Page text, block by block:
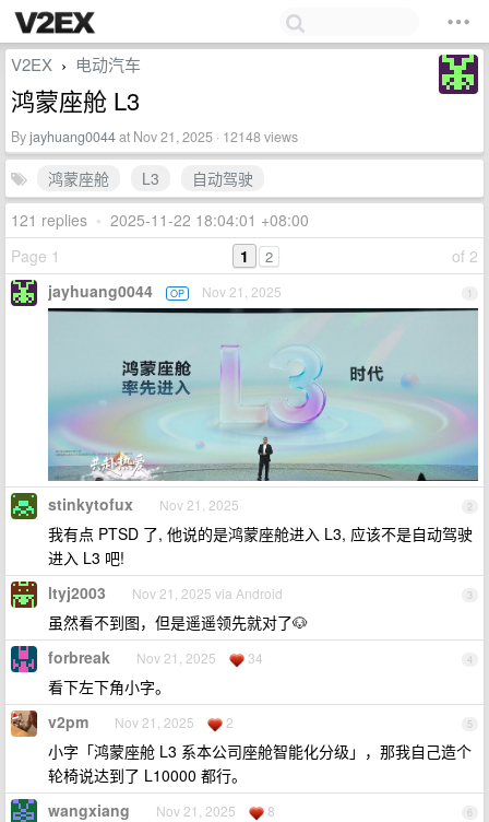
V2EX › 电动汽车
鸿蒙座舱 L3
Byjayhuang0044at Nov 21, 2025 · 12148 views
鸿蒙座舱 L3
自动驾驶
121 replies • 2025-11-22 18:04:01 +08:00
Page 1
of 2
1 2
1
jayhuang0044 OP Nov 21, 2025
2
stinkytofux Nov 21, 2025
我有点 PTSD 了, 他说的是鸿蒙座舱进入 L3, 应该不是自动驾驶
进入 L3 吧!
3
ltyj2003 Nov 21, 2025 via Android
虽然看不到图，但是遥遥领先就对了🐶
4
forbreak Nov 21, 2025 34
看下左下角小字。
5
v2pm Nov 21, 2025 2
小字「鸿蒙座舱 L3 系本公司座舱智能化分级」，那我自己造个
轮椅说达到了 L10000 都行。
6
wangxiang Nov 21, 2025 8